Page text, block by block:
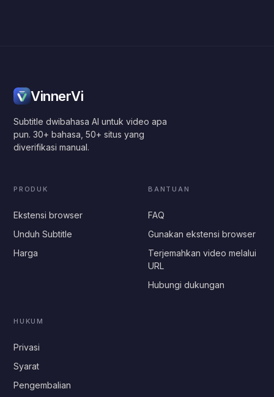
VinnerVi
Subtitle dwibahasa AI untuk video apa
pun. 30+ bahasa, 50+ situs yang
diverifikasi manual.
PRODUK
Ekstensi browser
Unduh Subtitle
Harga
BANTUAN
FAQ
Gunakan ekstensi browser
Terjemahkan video melalui
URL
Hubungi dukungan
HUKUM
Privasi
Syarat
Pengembalian